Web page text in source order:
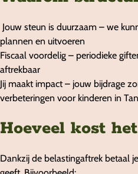
Jouw steun is duurzaam – we
plannen en uitvoeren
Fiscaal voordelig – periodieke
aftrekbaar
Jij maakt impact – jouw bijdrage
verbeteringen voor kinderen in
Hoeveel kost het
Dankzij de belastingaftrek betaal